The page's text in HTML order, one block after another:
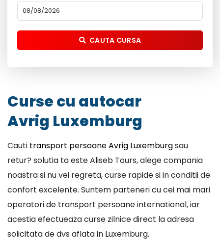
CAUTA CURSA
Curse cu autocar
Avrig Luxemburg
Cauti transport persoane Avrig Luxemburgsau
retur? solutia ta este Aliseb Tours, alege compania
noastra si nu vei regreta, curse rapide si in conditii de
confort excelente. Suntem parteneri cu cei mai mari
operatori de transport persoane international, iar
acestia efectueaza curse zilnice direct la adresa
solicitata de dvs aflata in Luxemburg.